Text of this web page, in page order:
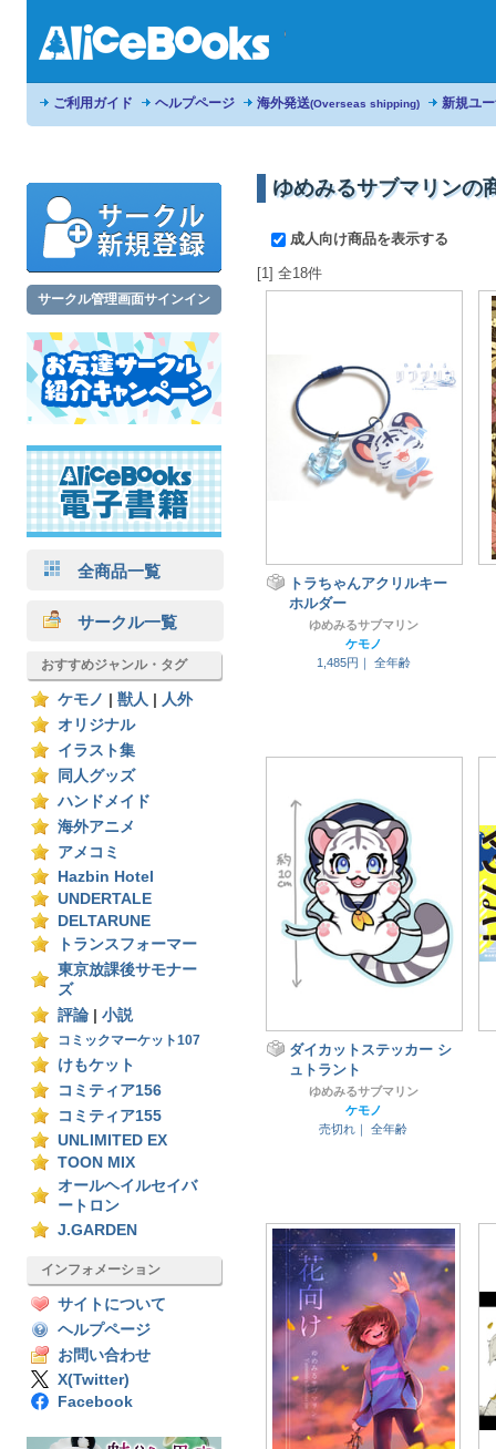
ご利用ガイド ヘルプページ 海外発送(Overseas shipping) 新規ユ
サークル管理画面サインイン
全商品一覧
サークル一覧
おすすめジャンル・タグ
ケモノ 獣人
人外
オリジナル
イラスト集
同人グッズ
ハンドメイド
海外アニメ
アメコミ
Hazbin Hotel
UNDERTALE
DELTARUNE
トランスフォーマー
東京放課後サモナー
ズ
評論
小説
コミックマーケット107
けもケット
コミティア156
コミティア155
UNLIMITED EX
TOON MIX
オールヘイルセイバ
ートロン
J.GARDEN
インフォメーション
サイトについて
ヘルプページ
お問い合わせ
X(Twitter)
Facebook
ゆめみるサブマリンの
成人向け商品を表示する
[1] 全18件
トラちゃんアクリルキー
ホルダー
ゆめみるサブマリン
ケモノ
1,485円｜
全年齢
ダイカットステッカー シ
ュトラント
ゆめみるサブマリン
ケモノ
売切れ｜
全年齢